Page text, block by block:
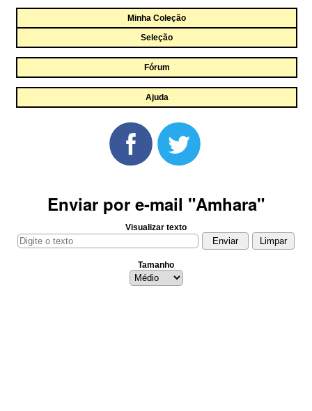
Minha Coleção
Seleção
Fórum
Ajuda
Enviar por e-mail "Amhara"
Visualizar texto
Tamanho